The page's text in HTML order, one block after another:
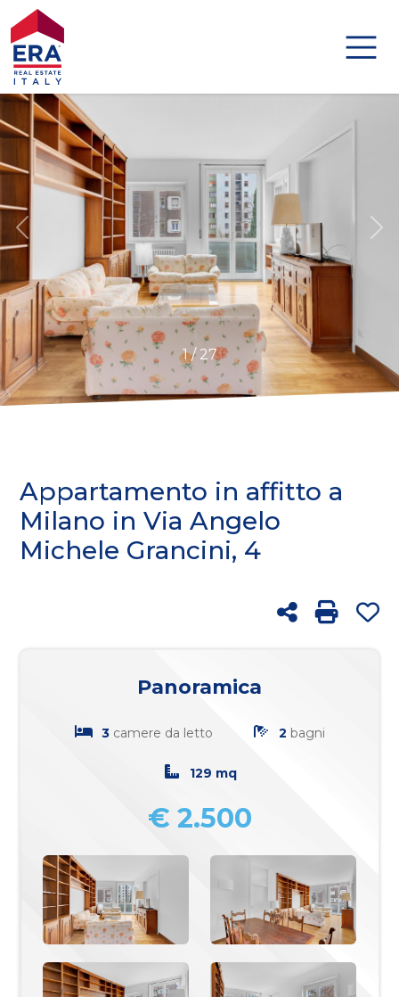
1 / 27
Appartamento in affitto a
Milano in Via Angelo
Michele Grancini, 4
Stampa:
Condividi
Panoramica
3 camere da letto 2 bagni
129 mq
€ 2.500
HOME
IMMOBILI
DISTINCTIVE
AGENZIE
AGENTI
ABOUT US
GLOBAL
RICERCA
Codice
Contratto
Qualsiasi
Affitto
Scegli
dove
cercare
Comune
Qualsiasi
Industriali
Terreni